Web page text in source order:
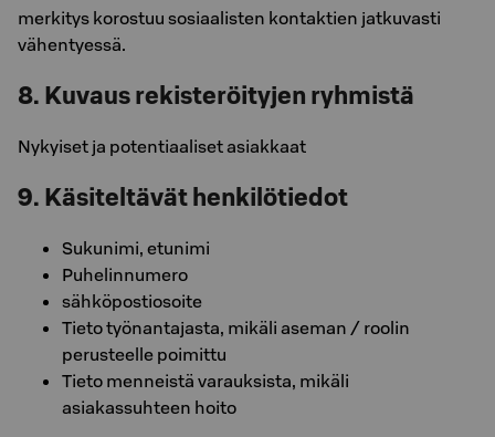
merkitys korostuu sosiaalisten kontaktien jatkuvasti
vähentyessä.
8. Kuvaus rekisteröityjen ryhmistä
Nykyiset ja potentiaaliset asiakkaat
9. Käsiteltävät henkilötiedot
Sukunimi, etunimi
Puhelinnumero
sähköpostiosoite
Tieto työnantajasta, mikäli aseman / roolin
perusteelle poimittu
Tieto menneistä varauksista, mikäli
asiakassuhteen hoito